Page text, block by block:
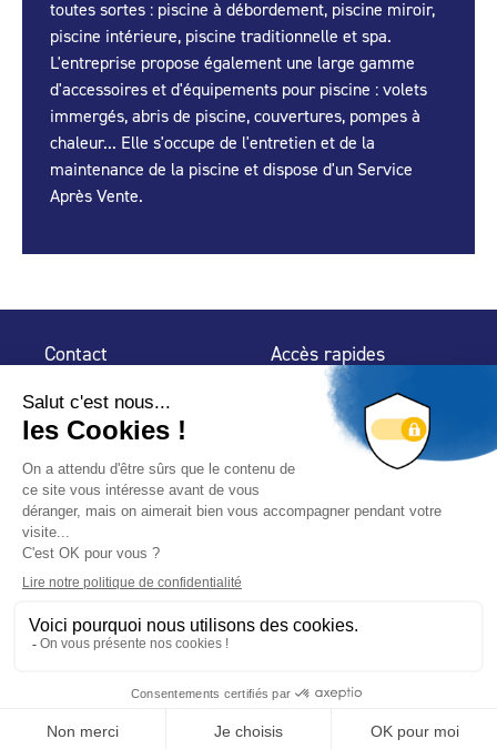
toutes sortes : piscine à débordement, piscine miroir,
piscine intérieure, piscine traditionnelle et spa.
L'entreprise propose également une large gamme
d'accessoires et d'équipements pour piscine : volets
immergés, abris de piscine, couvertures, pompes à
chaleur... Elle s'occupe de l'entretien et de la
maintenance de la piscine et dispose d'un Service
Après Vente.
Contact
32 rue de Mogador
75 009 Paris
Accès rapides
Espace Presse
Trouver un
professionnel
Nous suivre
parHybride Conseil